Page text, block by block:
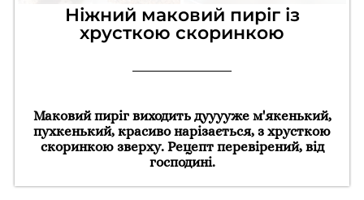
Ніжний маковий пиріг із
хрусткою скоринкою
Маковий пиріг виходить дууууже м'якенький,
пухкенький, красиво нарізається, з хрусткою
скоринкою зверху. Рецепт перевірений, від
господині.